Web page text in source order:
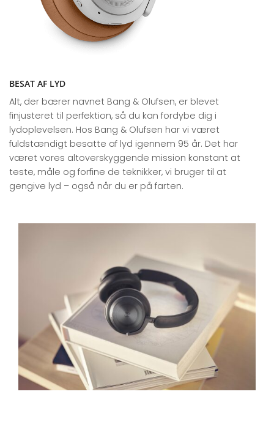
BESAT AF LYD
Alt, der bærer navnet Bang & Olufsen, er blevet
finjusteret til perfektion, så du kan fordybe dig i
lydoplevelsen. Hos Bang & Olufsen har vi været
fuldstændigt besatte af lyd igennem 95 år. Det har
været vores altoverskyggende mission konstant at
teste, måle og forfine de teknikker, vi bruger til at
gengive lyd – også når du er på farten.